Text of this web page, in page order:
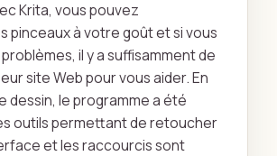
Krita, vous pouvez
pinceaux à votre goût et si vous
il y a suffisamment de
site Web pour vous aider. En
dessin, le programme a été
outils permettant de retoucher
et les raccourcis sont